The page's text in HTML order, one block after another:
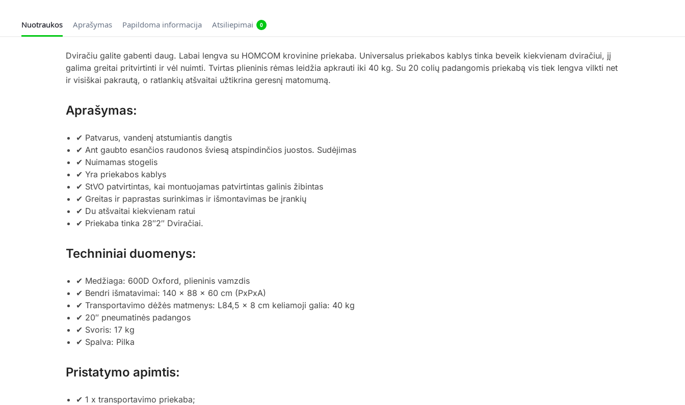
Nuotraukos Aprašymas Papildoma informacija Atsiliepimai 0
Dviračiu galite gabenti daug. Labai lengva su HOMCOM krovinine priekaba. Universalus priekabos kablys tinka beveik kiekvienam dviračiui, jį
galima greitai pritvirtinti ir vėl nuimti. Tvirtas plieninis rėmas leidžia apkrauti iki 40 kg. Su 20 colių padangomis priekabą vis tiek lengva vilkti net
ir visiškai pakrautą, o ratlankių atšvaitai užtikrina geresnį matomumą.
Aprašymas:
✔ Patvarus, vandenį atstumiantis dangtis
✔ Ant gaubto esančios raudonos šviesą atspindinčios juostos. Sudėjimas
✔ Nuimamas stogelis
✔ Yra priekabos kablys
✔ StVO patvirtintas, kai montuojamas patvirtintas galinis žibintas
✔ Greitas ir paprastas surinkimas ir išmontavimas be įrankių
✔ Du atšvaitai kiekvienam ratui
✔ Priekaba tinka 28″2″ Dviračiai.
Techniniai duomenys:
✔ Medžiaga: 600D Oxford, plieninis vamzdis
✔ Bendri išmatavimai: 140 x 88 x 60 cm (PxPxA)
✔ Transportavimo dėžės matmenys: L84,5 x 8 cm keliamoji galia: 40 kg
✔ 20″ pneumatinės padangos
✔ Svoris: 17 kg
✔ Spalva: Pilka
Pristatymo apimtis:
✔ 1 x transportavimo priekaba;